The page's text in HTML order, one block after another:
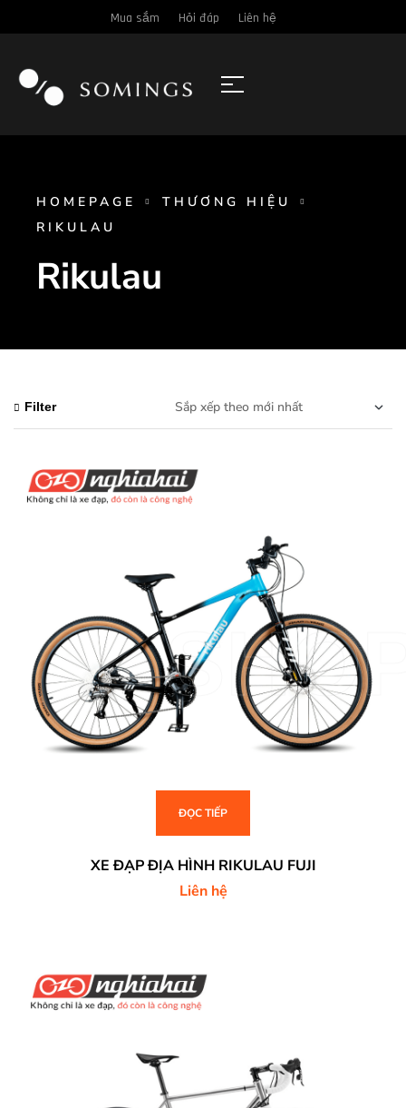
Mua sắm Hỏi đáp Liên hệ
HOMEPAGE
THƯƠNG HIỆU
RIKULAU
Rikulau
Filter
ĐỌC TIẾP
XE ĐẠP ĐỊA HÌNH RIKULAU FUJI
Liên hệ